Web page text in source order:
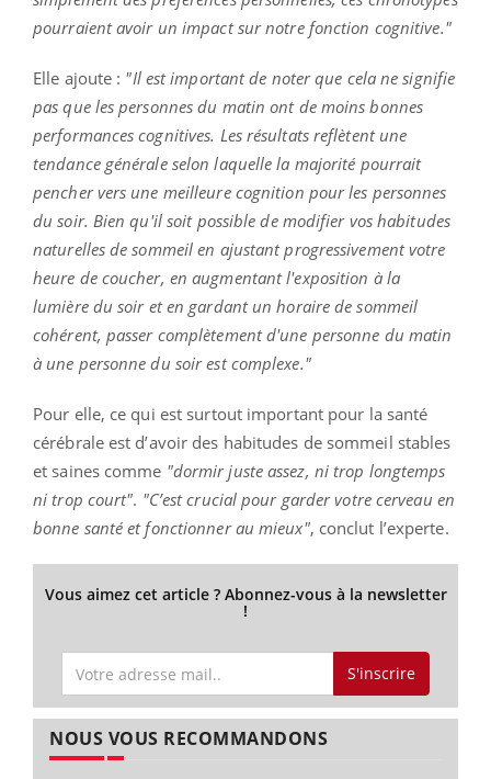
pourraient avoir un impact sur notre fonction cognitive."
Elle ajoute : "Il est important de noter que cela ne signifie
pas que les personnes du matin ont de moins bonnes
performances cognitives. Les résultats reflètent une
tendance générale selon laquelle la majorité pourrait
pencher vers une meilleure cognition pour les personnes
du soir. Bien qu'il soit possible de modifier vos habitudes
naturelles de sommeil en ajustant progressivement votre
heure de coucher, en augmentant l'exposition à la
lumière du soir et en gardant un horaire de sommeil
cohérent, passer complètement d'une personne du matin
à une personne du soir est complexe."
Pour elle, ce qui est surtout important pour la santé
cérébrale est d’avoir des habitudes de sommeil stables
et saines comme "dormir juste assez, ni trop longtemps
ni trop court". "C’est crucial pour garder votre cerveau en
bonne santé et fonctionner au mieux", conclut l’experte.
Vous aimez cet article ? Abonnez-vous à la newsletter
!
S'inscrire
NOUS VOUS RECOMMANDONS